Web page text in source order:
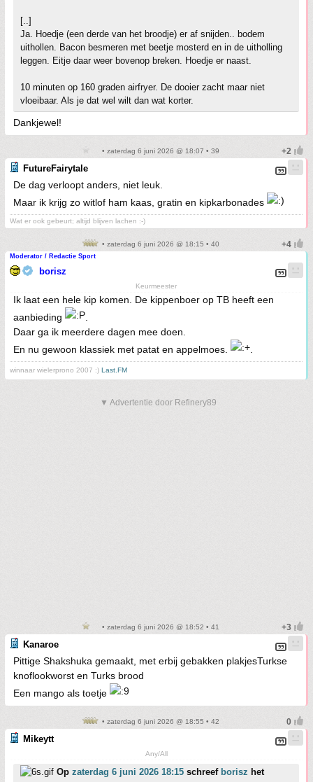
[..]
Ja. Hoedje (een derde van het broodje) er af snijden.. bodem
uithollen. Bacon besmeren met beetje mosterd en in de uitholling
leggen. Eitje daar weer bovenop breken. Hoedje er naast.
10 minuten op 160 graden airfryer. De dooier zacht maar niet
vloeibaar. Als je dat wel wilt dan wat korter.
Dankjewel!
• zaterdag 6 juni 2026 @ 18:07 • 39
FutureFairytale
De dag verloopt anders, niet leuk.
Maar ik krijg zo witlof ham kaas, gratin en kipkarbonades
Wat er ook gebeurt; altijd blijven lachen :-)
• zaterdag 6 juni 2026 @ 18:15 • 40
Moderator / Redactie Sport
borisz
Keurmeester
Ik laat een hele kip komen. De kippenboer op TB heeft een
aanbieding
Daar ga ik meerdere dagen mee doen.
En nu gewoon klassiek met patat en appelmoes.
winnaar wielerprono 2007 :) Last.FM
▼ Advertentie door Refinery89
• zaterdag 6 juni 2026 @ 18:52 • 41
Kanaroe
Pittige Shakshuka gemaakt, met erbij gebakken plakjesTurkse
knoflookworst en Turks brood
Een mango als toetje
• zaterdag 6 juni 2026 @ 18:55 • 42
Mikeytt
Any/All
Op zaterdag 6 juni 2026 18:15 schreef borisz het